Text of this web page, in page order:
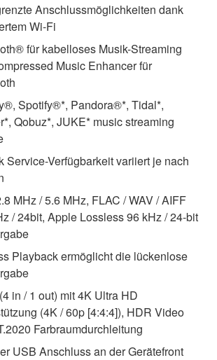
Anschlussmöglichkeiten dank
Wi-Fi
für kabelloses Musik-Streaming
Music Enhancer für
Spotify®*, Pandora®*, Tidal*,
Qobuz*, JUKE* music streaming
Service-Verfügbarkeit variiert je nach
MHz / 5.6 MHz, FLAC / WAV / AIFF
/ 24bit, Apple Lossless 96 kHz / 24-bit
Playback ermöglicht die lückenlose
in / 1 out) mit 4K Ultra HD
(4K / 60p [4:4:4]), HDR Video
Farbraumdurchleitung
USB Anschluss an der Gerätefront